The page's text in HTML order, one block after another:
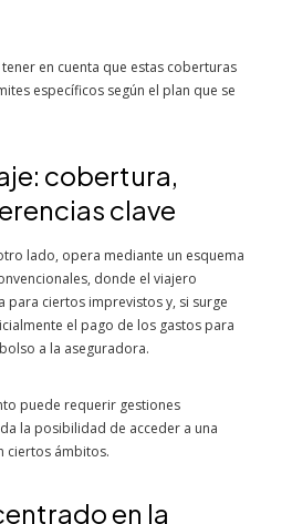
en cuenta que estas coberturas
específicos según el plan que se
cobertura,
clave
lado, opera mediante un esquema
donde el viajero
para ciertos imprevistos y, si surge
el pago de los gastos para
a la aseguradora.
puede requerir gestiones
la posibilidad de acceder a una
ciertos ámbitos.
en la